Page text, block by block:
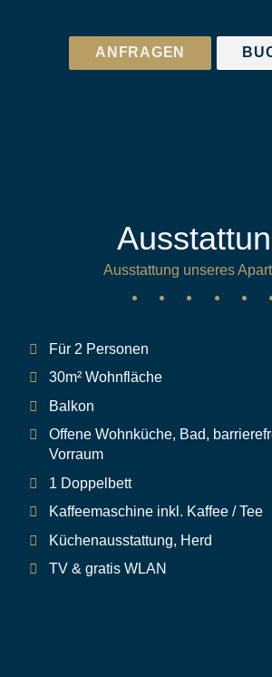
ANFRAGEN
Ausstattung unseres
Für 2 Personen
30m² Wohnfläche
Balkon
Offene Wohnküche, Bad,
Vorraum
1 Doppelbett
Kaffeemaschine inkl. Kaffee / Tee
Küchenausstattung, Herd
TV & gratis WLAN